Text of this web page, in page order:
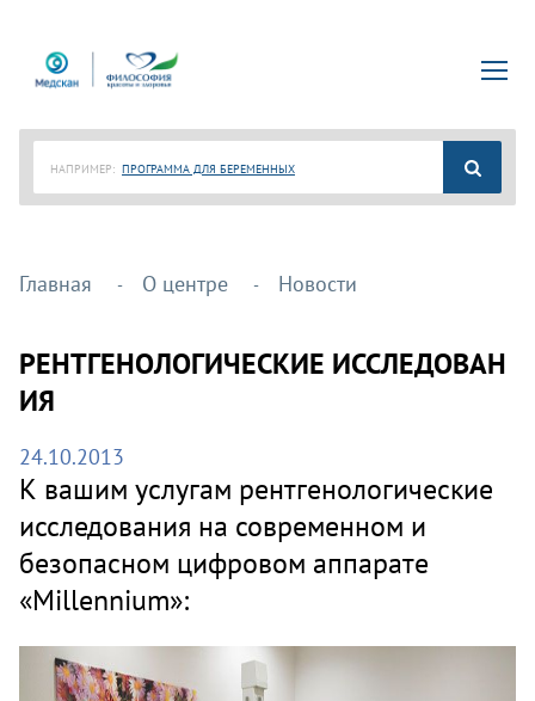
НАПРИМЕР: ПРОГРАММА ДЛЯ БЕРЕМЕННЫХ
Главная О центре Новости
РЕНТГЕНОЛОГИЧЕСКИЕ ИССЛЕДОВАН
ИЯ
24.10.2013
К вашим услугам рентгенологические
исследования на современном и
безопасном цифровом аппарате
«Millennium»: